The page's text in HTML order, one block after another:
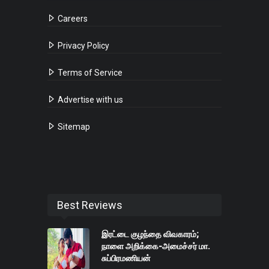
Careers
Privacy Policy
Terms of Service
Advertise with us
Sitemap
Best Reviews
இரட்டை குழந்தை விவகாரம்;
நாளை அறிக்கை-அமைச்சர் மா.
சுப்பிரமணியன்